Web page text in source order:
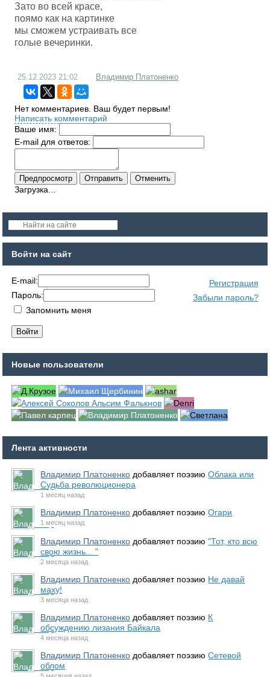
Зато во всей красе,
поямо как на картинке
мы сможем устраивать все
голые вечеринки.
25.12.2023 21:02 Владимир Платоненко
Нет комментариев. Ваш будет первым!
Написать комментарий
Ваше имя:
E-mail для ответов:
Загрузка...
Войти на сайт
E-mail:
Регистрация
Пароль:
Забыли пароль?
Запомнить меня
Новые пользователи
Лента активности
Владимир Платоненко добавляет поэзиюОблака или
Судьба революционера
1 месяц назад
Владимир Платоненко добавляет поэзиюОгари
1 месяц назад
Владимир Платоненко добавляет поэзию"Тот, кто всю
свою жизнь... "
2 месяца назад
Владимир Платоненко добавляет поэзию Не давай
маху!
3 месяца назад
Владимир Платоненко добавляет поэзию К
обсуждению лизания Байкала
4 месяца назад
Владимир Платоненко добавляет поэзиюСетевой
облом